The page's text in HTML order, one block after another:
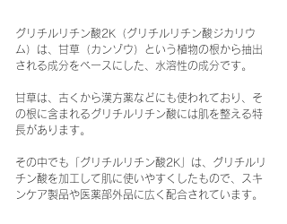
グリチルリチン酸2K（グリチルリチン酸ジカリウ
ム）は、甘草（カンゾウ）という植物の根から抽出
される成分をベースにした、水溶性の成分です。
甘草は、古くから漢方薬などにも使われており、そ
の根に含まれるグリチルリチン酸には肌を整える特
長があります。
その中でも「グリチルリチン酸2K」は、グリチルリ
チン酸を加工して肌に使いやすくしたもので、スキ
ンケア製品や医薬部外品に広く配合されています。